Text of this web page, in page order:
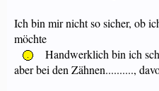
Ich bin mir nicht so sicher, ob
möchte
Handwerklich bin ich
aber bei den Zähnen..........,